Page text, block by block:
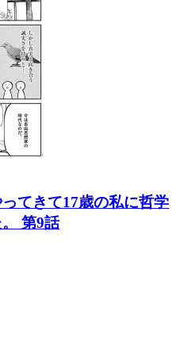
てきて17歳の私に哲学
第9話